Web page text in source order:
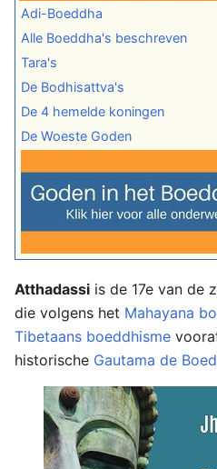
Adi-Boeddha
Alle Boeddha's beschreven
Tara's
De Bodhisattva's
De 4 hemelde koningen
De Woeste Goden
Atthadassi is de 17e van de
die volgens het Mahayana
Tibetaans boeddhisme
historische Gautama de